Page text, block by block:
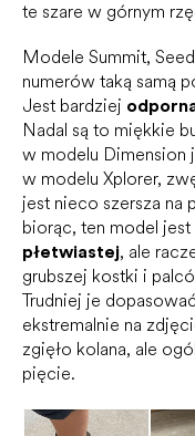
te szare w górnym
Modele Summit,
numerów taką samą
Jest bardziej
Nadal są to miękkie
w modelu Dimension
w modelu Xplorer,
jest nieco szersza na
biorąc, ten model
płetwiastej, ale
grubszej kostki i
Trudniej je
ekstremalnie na
zgięło kolana, ale
pięcie.